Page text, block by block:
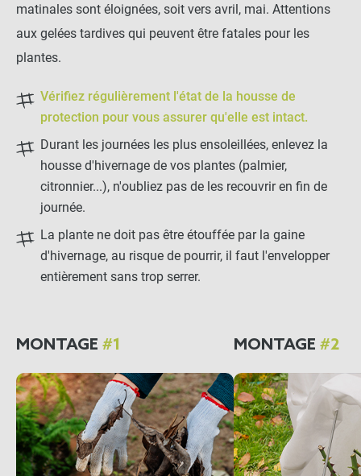
matinales sont éloignées, soit vers avril, mai. Attentions
aux gelées tardives qui peuvent être fatales pour les
plantes.
Vérifiez régulièrement l'état de la housse de
protection pour vous assurer qu'elle est intact.
Durant les journées les plus ensoleillées, enlevez la
housse d'hivernage de vos plantes (palmier,
citronnier...), n'oubliez pas de les recouvrir en fin de
journée.
La plante ne doit pas être étouffée par la gaine
d'hivernage, au risque de pourrir, il faut l'envelopper
entièrement sans trop serrer.
MONTAGE #1 MONTAGE #2